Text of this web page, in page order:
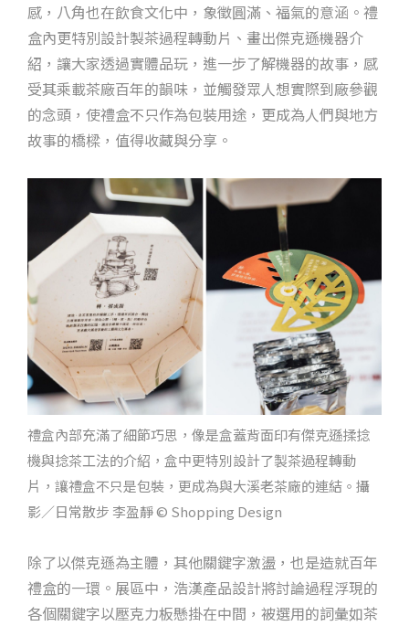
感，八角也在飲食文化中，象徵圓滿、福氣的意涵。禮
盒內更特別設計製茶過程轉動片、畫出傑克遜機器介
紹，讓大家透過實體品玩，進一步了解機器的故事，感
受其乘載茶廠百年的韻味，並觸發眾人想實際到廠參觀
的念頭，使禮盒不只作為包裝用途，更成為人們與地方
故事的橋樑，值得收藏與分享。
禮盒內部充滿了細節巧思，像是盒蓋背面印有傑克遜揉捻
機與捻茶工法的介紹，盒中更特別設計了製茶過程轉動
片，讓禮盒不只是包裝，更成為與大溪老茶廠的連結。攝
影／日常散步 李盈靜 © Shopping Design
除了以傑克遜為主體，其他關鍵字激盪，也是造就百年
禮盒的一環。展區中，浩漢產品設計將討論過程浮現的
各個關鍵字以壓克力板懸掛在中間，被選用的詞彙如茶